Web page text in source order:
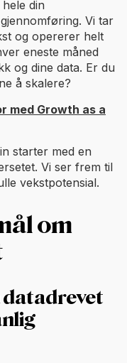
din
Vi tar
og opererer helt
eneste måned
og dine data. Er du
å skalere?
med Growth as a
starter med en
Vi ser frem til
vekstpotensial.
om
datadrevet